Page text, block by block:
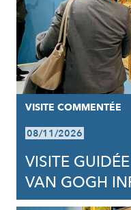
VISITE COMMENTÉE
08/11/2026
VISITE
VAN GOGH